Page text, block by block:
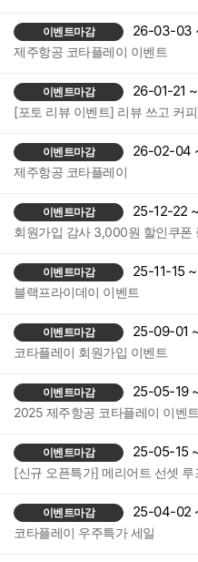
이벤트마감 26-03-03
제주항공 코타플레이 이벤트
이벤트마감 26-01-21
[포토 리뷰 이벤트] 리뷰 쓰고 커
이벤트마감 26-02-04
제주항공 코타플레이
이벤트마감 25-12-22
회원가입 감사 3,000원 할인쿠폰
이벤트마감 25-11-15
블랙프라이데이 이벤트
이벤트마감 25-09-01
코타플레이 회원가입 이벤트
이벤트마감 25-05-19
2025 제주항공 코타플레이 이벤트
이벤트마감 25-05-15
[신규 오픈특가] 메리어트 선셋 루
이벤트마감 25-04-02
코타플레이 우주특가 세일